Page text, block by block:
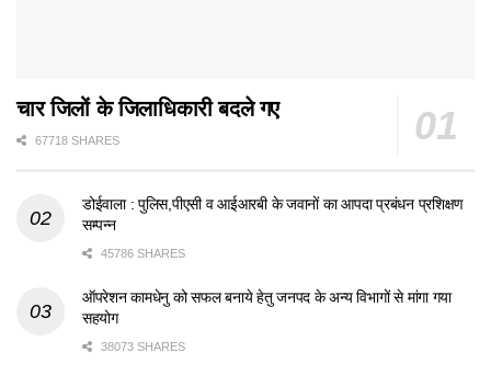
चार जिलों के जिलाधिकारी बदले गए
67718 SHARES
डोईवाला : पुलिस,पीएसी व आईआरबी के जवानों का आपदा प्रबंधन प्रशिक्षण
सम्पन्न
45786 SHARES
ऑपरेशन कामधेनु को सफल बनाये हेतु जनपद के अन्य विभागों से मांगा गया
सहयोग
38073 SHARES